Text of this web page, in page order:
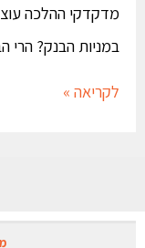
מדקדקי ההלכה
במניות הבנק? הרי
לקריאה »